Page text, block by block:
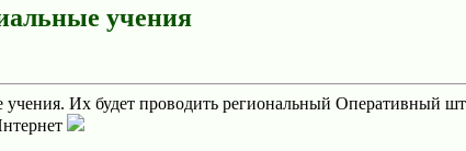
учения
учения. Их будет проводить региональный Оперативный